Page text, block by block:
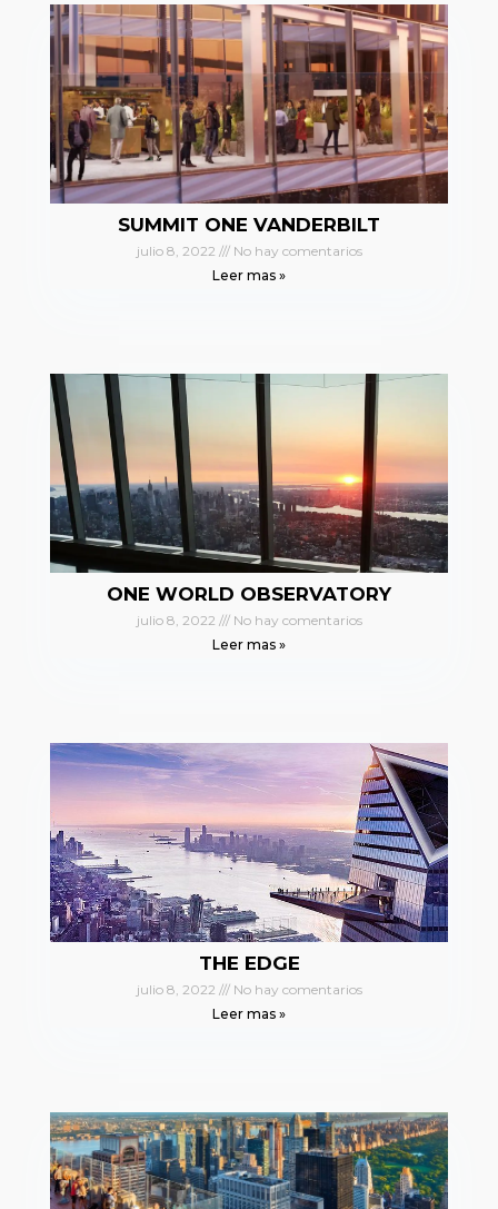
SUMMIT ONE VANDERBILT
julio 8, 2022
No hay comentarios
Leer mas »
ONE WORLD OBSERVATORY
julio 8, 2022
No hay comentarios
Leer mas »
THE EDGE
julio 8, 2022
No hay comentarios
Leer mas »